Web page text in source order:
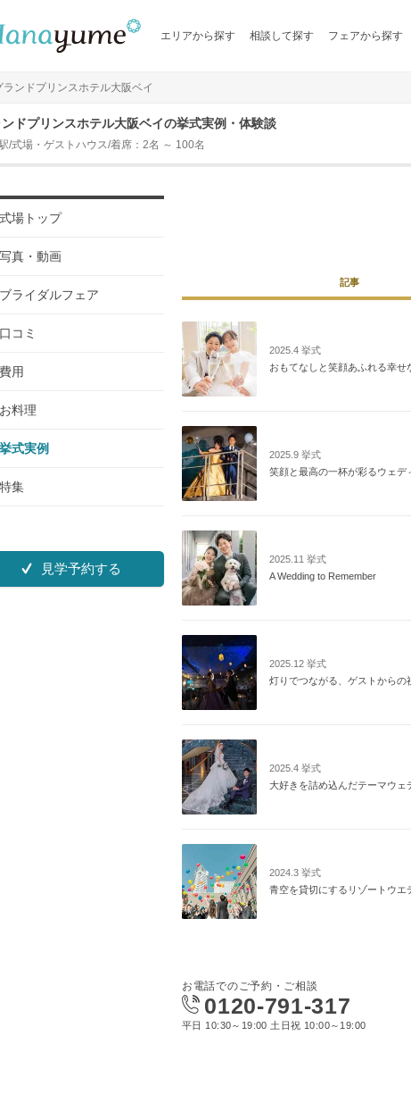
エリアから探す 相談して探す フェアから探す
ランドプリンスホテル大阪ベイ
ンドプリンスホテル大阪ベイの挙式実例・体験談
/式場・ゲストハウス/着席：2名 ～ 100名
式場トップ
写真・動画
ブライダルフェア
口コミ
費用
お料理
挙式実例
特集
見学予約する
記事
2025.4 挙式
おもてなしと笑顔あふれる幸せ
2025.9 挙式
笑顔と最高の一杯が彩るウェデ
2025.11 挙式
A Wedding to Remember
2025.12 挙式
灯りでつながる、ゲストからの
2025.4 挙式
大好きを詰め込んだテーマウェ
2024.3 挙式
青空を貸切にするリゾートウエ
お電話でのご予約・ご相談
0120-791-317
平日 10:30～19:00 土日祝 10:00～19:00